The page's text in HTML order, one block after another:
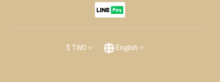
$ TWD English